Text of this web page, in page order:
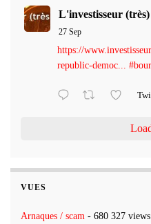
L'investisseur
27 Sep
https://
republic-democ...
VUES
Arnaques / scam - 680 327 views